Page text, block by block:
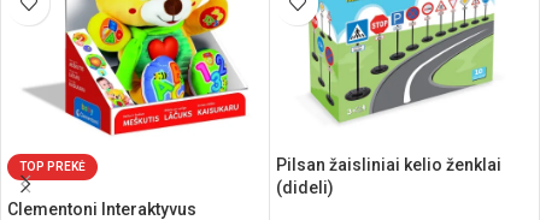
TOP PREKĖ
Clementoni Interaktyvus
Pilsan žaisliniai kelio ženklai
(dideli)